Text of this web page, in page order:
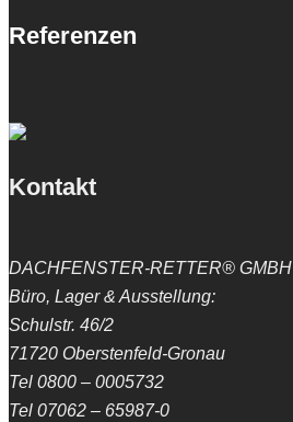
Referenzen
Kontakt
DACHFENSTER-RETTER® GMBH
Büro, Lager & Ausstellung:
Schulstr. 46/2
71720 Oberstenfeld-Gronau
Tel 0800 – 0005732
Tel 07062 – 65987-0